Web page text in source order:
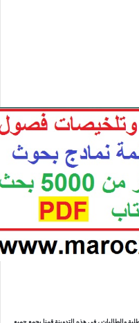
والطالبات ، في هذه التدوينة قمنا بجمع جميع